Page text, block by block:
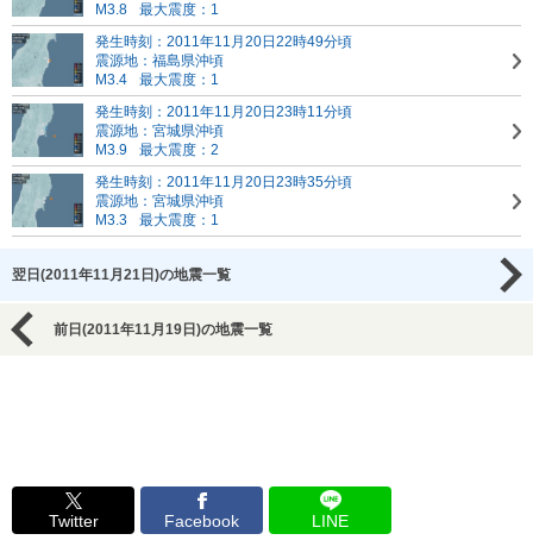
M3.8
最大震度：1
発生時刻：2011年11月20日22時49分頃
震源地：福島県沖頃
M3.4
最大震度：1
発生時刻：2011年11月20日23時11分頃
震源地：宮城県沖頃
M3.9
最大震度：2
発生時刻：2011年11月20日23時35分頃
震源地：宮城県沖頃
M3.3
最大震度：1
翌日(2011年11月21日)の地震一覧
前日(2011年11月19日)の地震一覧
Twitter Facebook LINE